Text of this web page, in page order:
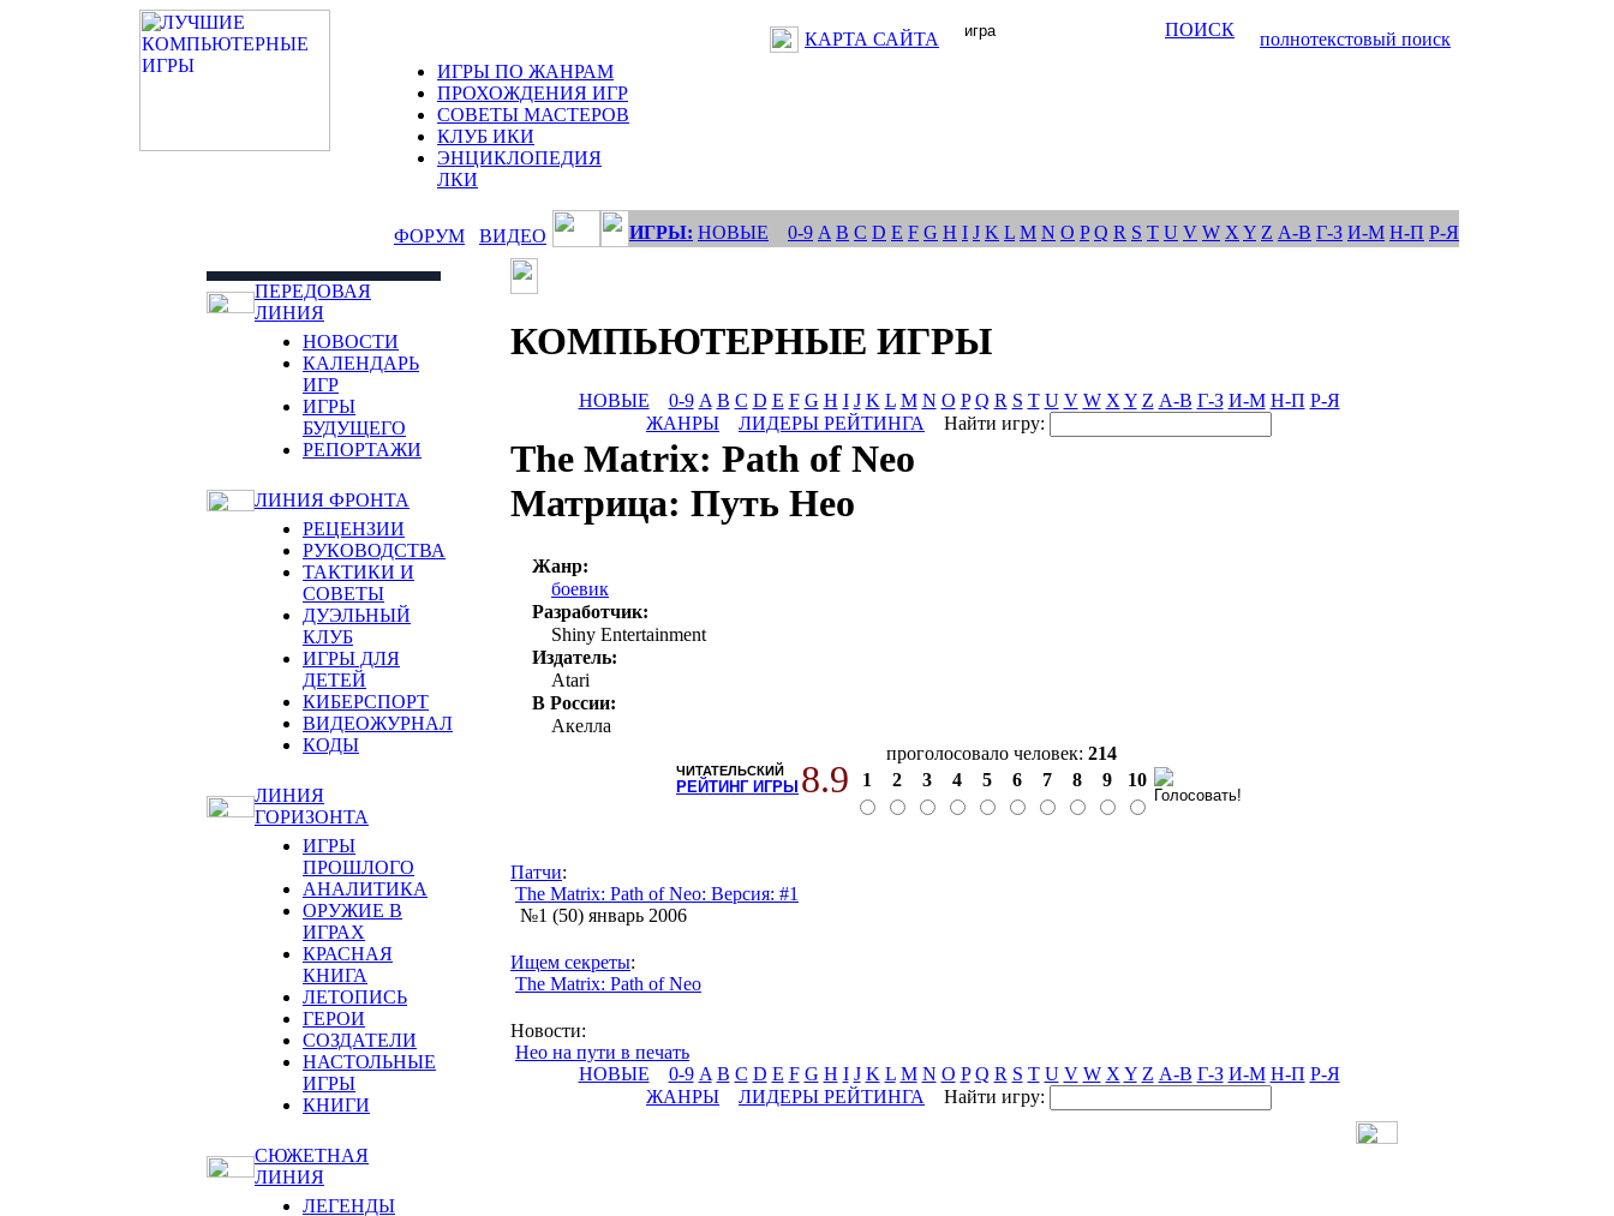
КАРТА САЙТА ПОИСК
полнотекстовый поиск
ИГРЫ ПО ЖАНРАМ
ПРОХОЖДЕНИЯ ИГР
СОВЕТЫ МАСТЕРОВ
КЛУБ ИКИ
ЭНЦИКЛОПЕДИЯ
ЛКИ
ФОРУМ ВИДЕО ИГРЫ: НОВЫЕ 0-9 A B C D E F G H I J K L M N O P Q R S T U V W X Y Z А-В Г-З И-М Н-П Р-Я
ПЕРЕДОВАЯ
ЛИНИЯ
НОВОСТИ
КАЛЕНДАРЬ
ИГР
ИГРЫ
БУДУЩЕГО
РЕПОРТАЖИ
ЛИНИЯ ФРОНТА
РЕЦЕНЗИИ
РУКОВОДСТВА
ТАКТИКИ И
СОВЕТЫ
ДУЭЛЬНЫЙ
КЛУБ
ИГРЫ ДЛЯ
ДЕТЕЙ
КИБЕРСПОРТ
ВИДЕОЖУРНАЛ
КОДЫ
ЛИНИЯ
ГОРИЗОНТА
ИГРЫ
ПРОШЛОГО
АНАЛИТИКА
ОРУЖИЕ В
ИГРАХ
КРАСНАЯ
КНИГА
ЛЕТОПИСЬ
ГЕРОИ
СОЗДАТЕЛИ
НАСТОЛЬНЫЕ
ИГРЫ
КНИГИ
СЮЖЕТНАЯ
ЛИНИЯ
ЛЕГЕНДЫ
КОМПЬЮТЕРНЫЕ ИГРЫ
НОВЫЕ 0-9 A B C D E F G H I J K L M N O P Q R S T U V W X Y Z А-В Г-З И-М Н-П Р-Я
ЖАНРЫ
ЛИДЕРЫ РЕЙТИНГА Найти игру:
The Matrix: Path of Neo
Матрица: Путь Нео
Жанр:
боевик
Разработчик:
Shiny Entertainment
Издатель:
Atari
В России:
Акелла
ЧИТАТЕЛЬСКИЙ
РЕЙТИНГ ИГРЫ 8.9
проголосовало человек: 214
1
2 3 4 5 6 7 8 9 10
Патчи:
The Matrix: Path of Neo: Версия: #1
№1 (50) январь 2006
Ищем секреты:
The Matrix: Path of Neo
Новости:
Нео на пути в печать
НОВЫЕ
0-9 A B C D E F G H I J K L M N O P Q R S T U V W X Y Z А-В Г-З И-М Н-П Р-Я
ЖАНРЫ
ЛИДЕРЫ РЕЙТИНГА Найти игру: